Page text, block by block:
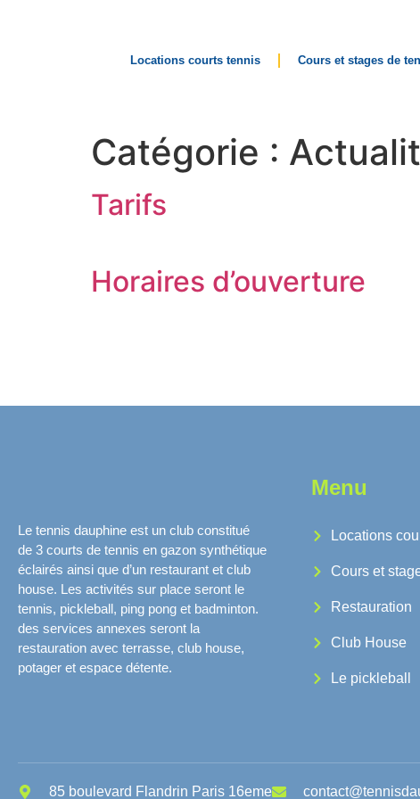
Locations courts tennis Cours et stages de
Catégorie :
Tarifs
Horaires d’ouverture
Le tennis dauphine est un club constitué
de 3 courts de tennis en gazon synthétique
éclairés ainsi que d’un restaurant et club
house. Les activités sur place seront le
tennis, pickleball, ping pong et badminton.
des services annexes seront la
restauration avec terrasse, club house,
potager et espace détente.
Menu
Locations
Cours et
Restauration
Club House
Le pickleball
85 boulevard Flandrin Paris 16eme